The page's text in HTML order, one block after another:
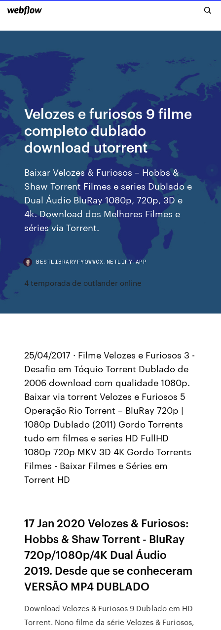
Velozes e furiosos 9 filme
completo dublado
download utorrent
Baixar Velozes & Furiosos – Hobbs &
Shaw Torrent Filmes e series Dublado e
Dual Áudio BluRay 1080p, 720p, 3D e
4k. Download dos Melhores Filmes e
séries via Torrent.
BESTLIBRARYFYQWWCX.NETLIFY.APP
4 temporada de outlander online
25/04/2017 · Filme Velozes e Furiosos 3 -
Desafio em Tóquio Torrent Dublado de
2006 download com qualidade 1080p.
Baixar via torrent Velozes e Furiosos 5
Operação Rio Torrent – BluRay 720p |
1080p Dublado (2011) Gordo Torrents
tudo em filmes e series HD FullHD
1080p 720p MKV 3D 4K Gordo Torrents
Filmes - Baixar Filmes e Séries em
Torrent HD
17 Jan 2020 Velozes & Furiosos:
Hobbs & Shaw Torrent - BluRay
720p/1080p/4K Dual Áudio
2019. Desde que se conheceram
VERSÃO MP4 DUBLADO
Download Velozes & Furiosos 9 Dublado em HD
Torrent. Nono filme da série Velozes & Furiosos,